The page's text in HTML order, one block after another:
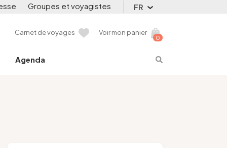
Groupes et voyagistes FR
Carnet de voyages
0
Voir mon panier
Agenda